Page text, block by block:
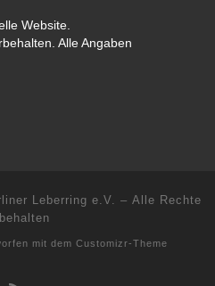
Website.
Alle Angaben
Leberring e.V. – Alle Rechte
mit dem Customizr-Theme